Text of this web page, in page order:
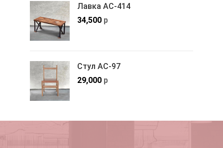
Лавка АС-414
34,500 р
Стул АС-97
29,000 р